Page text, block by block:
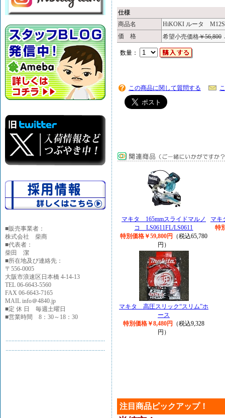
■販売事業者：
株式会社 柴商
■代表者：
柴田 潔
■所在地及び連絡先：
〒556-0005
大阪市浪速区日本橋 4-14-13
TEL 06-6643-5560
FAX 06-6643-7165
MAIL info＠4840.jp
■定 休 日 毎週土曜日
■営業時間 8：30～18：30
仕様
商品名
HiKOKI ルータ
価 格
希望小売価格￥56,800
数量：
この商品に関して質問する
マキタ 165mmスライドマルノ
コ LS0611FL/LS0611
特別価格￥59,800円
（税込65,780
円）
マ
特
マキタ 高圧スリック“スリム”ホ
ース
特別価格￥8,480円
（税込9,328
円）
注目商品ピックアップ！